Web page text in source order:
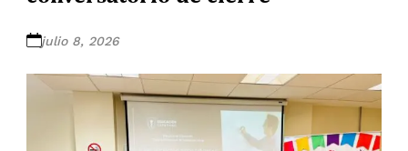
julio 8, 2026